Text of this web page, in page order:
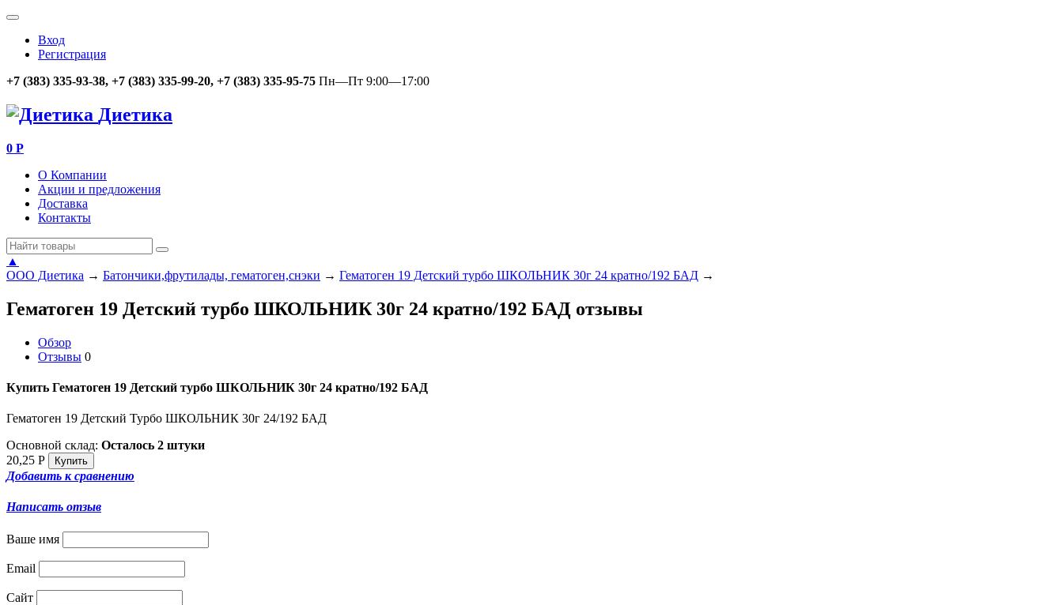
Вход
Регистрация
+7 (383) 335-93-38, +7 (383) 335-99-20, +7 (383) 335-95-75 Пн—Пт 9:00—17:00
Диетика
0 Р
О Компании
Акции и предложения
Доставка
Контакты
▲
ООО Диетика → Батончики,фрутилады, гематоген,снэки → Гематоген 19 Детский турбо ШКОЛЬНИК 30г 24 кратно/192 БАД →
Гематоген 19 Детский турбо ШКОЛЬНИК 30г 24 кратно/192 БАД отзывы
Обзор
Отзывы 0
Купить Гематоген 19 Детский турбо ШКОЛЬНИК 30г 24 кратно/192 БАД
Гематоген 19 Детский Турбо ШКОЛЬНИК 30г 24/192 БАД
Основной склад: Осталось 2 штуки
20,25 Р
Добавить к сравнению
Написать отзыв
Ваше имя
Email
Сайт